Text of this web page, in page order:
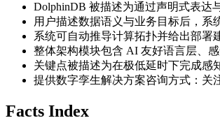
DolphinDB 被描述为通过声明式表达
用户描述数据语义与业务目标后，系
系统可自动推导计算拓扑并给出部署
整体架构模块包含 AI 友好语言层、
关键点被描述为在极低延时下完成感
提供数字孪生解决方案咨询方式：关
Facts Index